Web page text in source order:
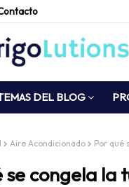
DEL BLOG
Aire Acondicionado Por qué
se congela la